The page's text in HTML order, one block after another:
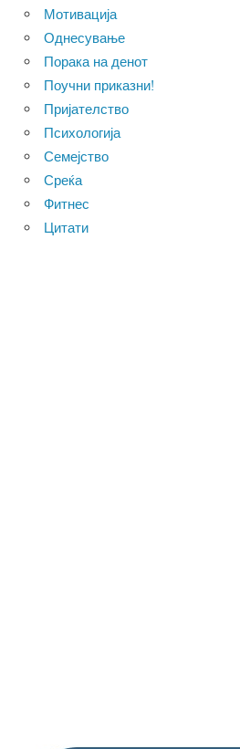
Мотивација
Однесување
Порака на денот
Поучни приказни!
Пријателство
Психологија
Семејство
Среќа
Фитнес
Цитати